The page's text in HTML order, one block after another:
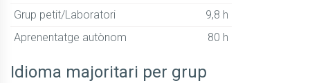
Grup petit/Laboratori
9,8 h
Aprenentatge autònom
80 h
Idioma majoritari per grup